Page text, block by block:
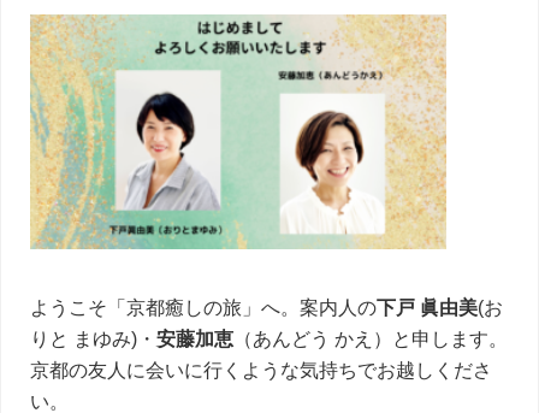
サ
イ
ド
バ
ー
ようこそ「京都癒しの旅」へ。案内人の下戸 眞由美(お
りと まゆみ)・ 安藤加恵 （あんどう かえ）と申します。
京都の友人に会いに行くような気持ちでお越しくださ
い。